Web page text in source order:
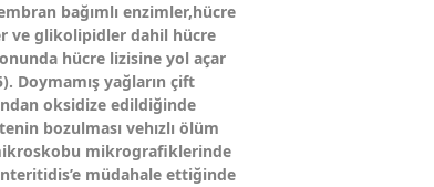
bağımlı enzimler,hücre
ve glikolipidler dahil hücre
hücre lizisine yol açar
Doymamış yağların çift
oksidize edildiğinde
bozulması vehızlı ölüm
mikrografiklerinde
müdahale ettiğinde